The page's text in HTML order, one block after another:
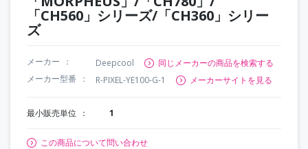
「CH560」シリーズ/「CH360」シリー
ズ
メーカー Deepcool
同じメーカーの商品を検索する
メーカー型番
R-PIXEL-YE100-G-1 メーカーサイトを見る
最小販売単位 1
この商品について問い合わせ